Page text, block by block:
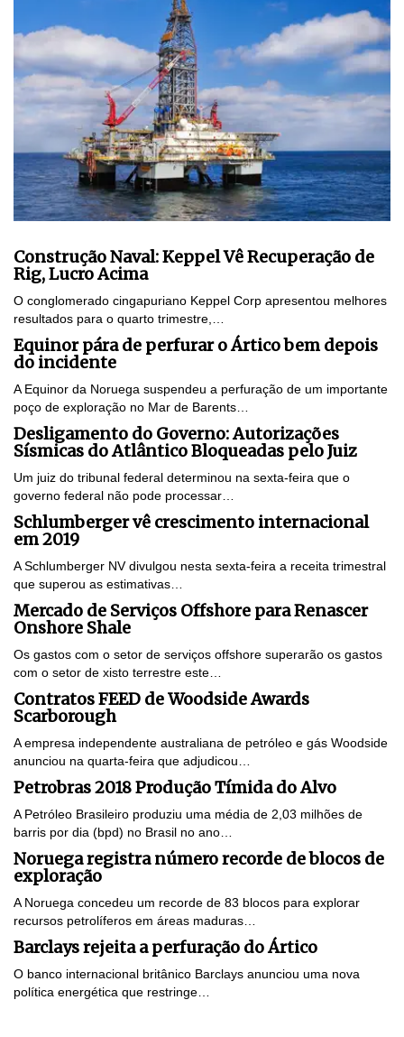
Construção Naval: Keppel Vê Recuperação de
Rig, Lucro Acima
O conglomerado cingapuriano Keppel Corp apresentou melhores
resultados para o quarto trimestre,…
Equinor pára de perfurar o Ártico bem depois
do incidente
A Equinor da Noruega suspendeu a perfuração de um importante
poço de exploração no Mar de Barents…
Desligamento do Governo: Autorizações
Sísmicas do Atlântico Bloqueadas pelo Juiz
Um juiz do tribunal federal determinou na sexta-feira que o
governo federal não pode processar…
Schlumberger vê crescimento internacional
em 2019
A Schlumberger NV divulgou nesta sexta-feira a receita trimestral
que superou as estimativas…
Mercado de Serviços Offshore para Renascer
Onshore Shale
Os gastos com o setor de serviços offshore superarão os gastos
com o setor de xisto terrestre este…
Contratos FEED de Woodside Awards
Scarborough
A empresa independente australiana de petróleo e gás Woodside
anunciou na quarta-feira que adjudicou…
Petrobras 2018 Produção Tímida do Alvo
A Petróleo Brasileiro produziu uma média de 2,03 milhões de
barris por dia (bpd) no Brasil no ano…
Noruega registra número recorde de blocos de
exploração
A Noruega concedeu um recorde de 83 blocos para explorar
recursos petrolíferos em áreas maduras…
Barclays rejeita a perfuração do Ártico
O banco internacional britânico Barclays anunciou uma nova
política energética que restringe…